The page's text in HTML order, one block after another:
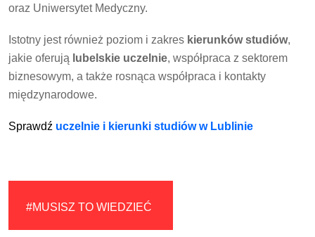
oraz Uniwersytet Medyczny.
Istotny jest również poziom i zakres kierunków studiów,
jakie oferują lubelskie uczelnie, współpraca z sektorem
biznesowym, a także rosnąca współpraca i kontakty
międzynarodowe.
Sprawdź uczelnie i kierunki studiów w Lublinie
#MUSISZ TO WIEDZIEĆ